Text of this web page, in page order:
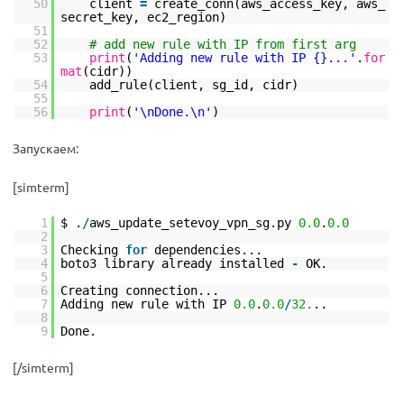
50 client = create_conn(aws_access_key, aws_
secret_key, ec2_region)
51
52
# add new rule with IP from first arg
53
print ( 'Adding new rule with IP {}...' . for
mat (cidr))
54
add_rule(client, sg_id, cidr)
55
56
print ( '\nDone.\n' )
Запускаем:
[simterm]
1 $ . /aws_update_setevoy_vpn_sg.py 0.0. 0.0
2
3
Checking for dependencies...
4
boto3 library already installed - OK.
5
6
Creating connection...
7
Adding new rule with IP 0.0. 0.0/32. ..
8
9
Done.
[/simterm]